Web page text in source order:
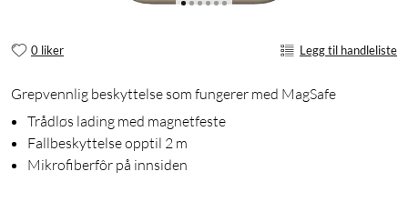
0 liker Legg til handleliste
Grepvennlig beskyttelse som fungerer med MagSafe
Trådløs lading med magnetfeste
Fallbeskyttelse opptil 2 m
Mikrofiberfôr på innsiden